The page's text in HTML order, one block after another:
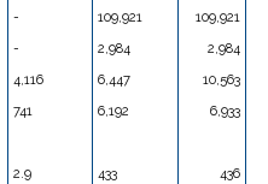
- 109,921
109,921
- 2,984
2,984
4,116 6,447
10,563
741 6,192
6,933
2.9 433
436